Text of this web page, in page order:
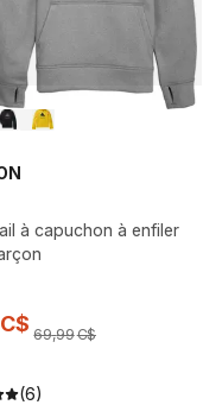
à capuchon à enfiler
C$ 69,99C$
(6)